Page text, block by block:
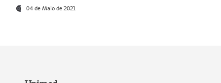
04 de Maio de 2021